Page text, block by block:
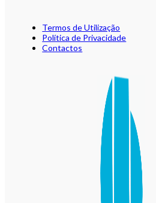
Termos de Utilização
Política de Privacidade
Contactos